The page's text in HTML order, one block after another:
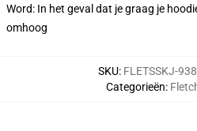
Word: In het geval dat je graag je
omhoog
SKU: FLETSSKJ-
Categorieën: